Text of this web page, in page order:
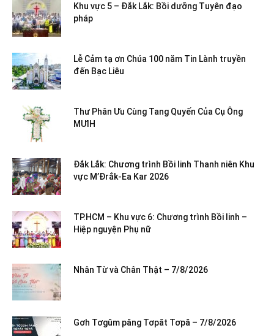
Khu vực 5 – Đắk Lắk: Bồi dưỡng Tuyên đạo
pháp
Lễ Cảm tạ ơn Chúa 100 năm Tin Lành truyền
đến Bạc Liêu
Thư Phân Ưu Cùng Tang Quyến Của Cụ Ông
MƯIH
Đắk Lắk: Chương trình Bồi linh Thanh niên Khu
vực M’Đrắk-Ea Kar 2026
TP.HCM – Khu vực 6: Chương trình Bồi linh –
Hiệp nguyện Phụ nữ
Nhân Từ và Chân Thật – 7/8/2026
Gơh Tơgŭm păng Tơpăt Tơpă – 7/8/2026